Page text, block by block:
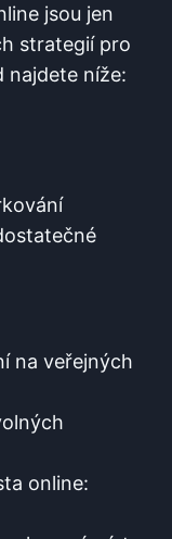
jsou jen
strategií pro⁣
najdete níže:
na veřejných
online: